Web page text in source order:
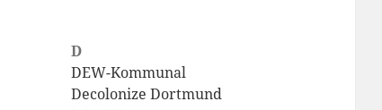
D
DEW-Kommunal
Decolonize Dortmund